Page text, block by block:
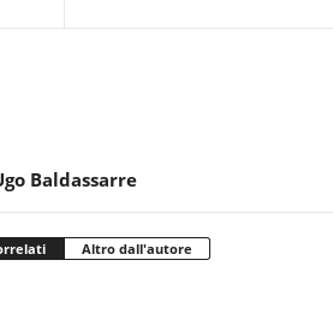
Baldassarre
Altro dall'autore